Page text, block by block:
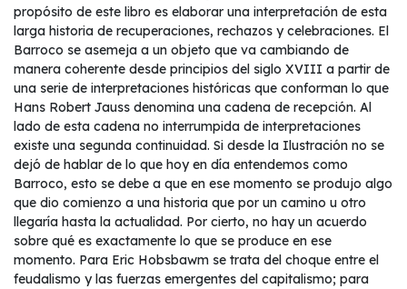
propósito de este libro es elaborar una interpretación de esta
larga historia de recuperaciones, rechazos y celebraciones. El
Barroco se asemeja a un objeto que va cambiando de
manera coherente desde principios del siglo XVIII a partir de
una serie de interpretaciones históricas que conforman lo que
Hans Robert Jauss denomina una cadena de recepción. Al
lado de esta cadena no interrumpida de interpretaciones
existe una segunda continuidad. Si desde la Ilustración no se
dejó de hablar de lo que hoy en día entendemos como
Barroco, esto se debe a que en ese momento se produjo algo
que dio comienzo a una historia que por un camino u otro
llegaría hasta la actualidad. Por cierto, no hay un acuerdo
sobre qué es exactamente lo que se produce en ese
momento. Para Eric Hobsbawm se trata del choque entre el
feudalismo y las fuerzas emergentes del capitalismo; para